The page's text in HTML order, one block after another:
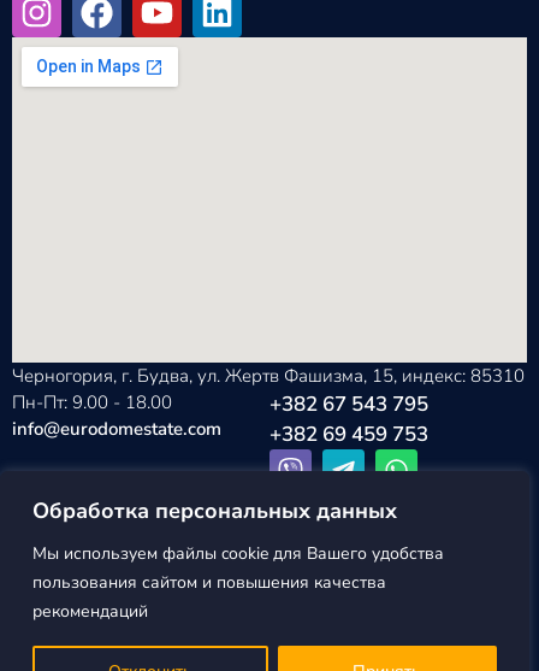
Обработка персональных данных
Мы используем файлы cookie для Вашего удобства
пользования сайтом и повышения качества
рекомендаций
Черногория, г. Будва, ул. Жертв Фашизма, 15, индекс: 85310
Пн-Пт: 9.00 - 18.00
info@eurodomestate.com
+382 67 543 795
+382 69 459 753
EURODOM
ESTATE ©2026
Политика конфиденциальности
Пользовательское соглашение